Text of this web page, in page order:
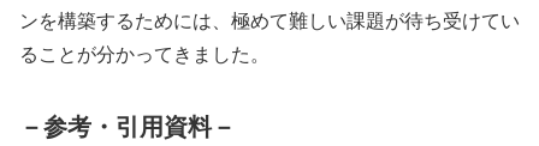
ンを構築するためには、極めて難しい課題が待ち受けてい
ることが分かってきました。
－参考・引用資料－